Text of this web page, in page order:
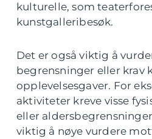
kulturelle, som
kunstgalleribesøk.
Det er også viktig å
begrensninger eller krav
opplevelsesgaver. For
aktiviteter kreve visse
eller
viktig å nøye vurdere